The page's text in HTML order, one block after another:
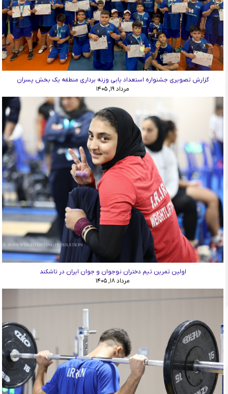
گزارش تصویری جشنواره استعداد یابی وزنه برداری منطقه یک بخش پسران
مرداد ۱۹, ۱۴۰۵
اولین تمرین تیم دختران نوجوان و جوان ایران در تاشکند
مرداد ۱۸, ۱۴۰۵